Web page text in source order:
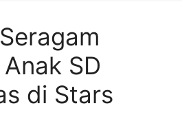
SD
di Stars